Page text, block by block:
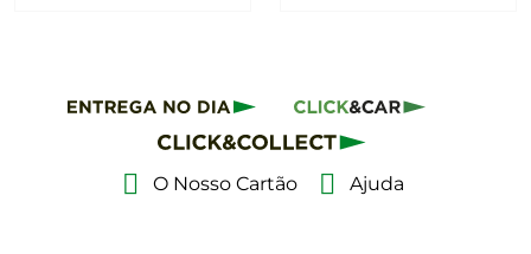
O Nosso Cartão Ajuda